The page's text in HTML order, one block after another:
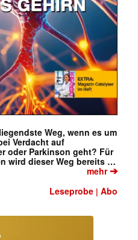
Weg, wenn es um
Verdacht auf
oder Parkinson geht? Für
wird dieser Weg bereits …
mehr➔
Leseprobe |Abo